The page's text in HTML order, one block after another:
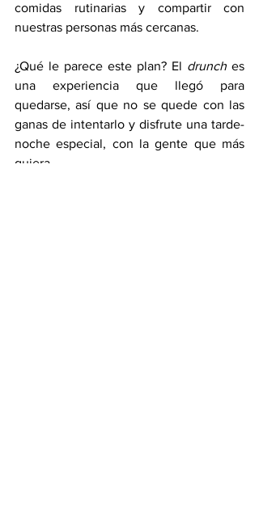
comidas rutinarias y compartir con
nuestras personas más cercanas.
¿Qué le parece este plan? El drunch es
una experiencia que llegó para
quedarse, así que no se quede con las
ganas de intentarlo y disfrute una tarde-
noche especial, con la gente que más
quiera.